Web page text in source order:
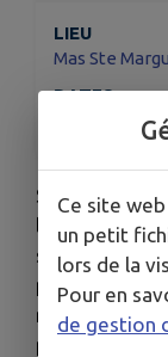
LIEU
Mas Ste
DATES
Du sam. 26
Samedi 26 et
littoral fait sa
se retrouver
profiter,
moments à
petits et
Ce site
un petit
lors de la
Pour en
de gestion